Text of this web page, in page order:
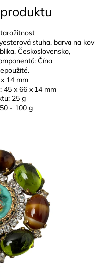
stuha, barva na kov
Československo,
Čína
14 mm
45 x 66 x 14 mm
25 g
- 100 g